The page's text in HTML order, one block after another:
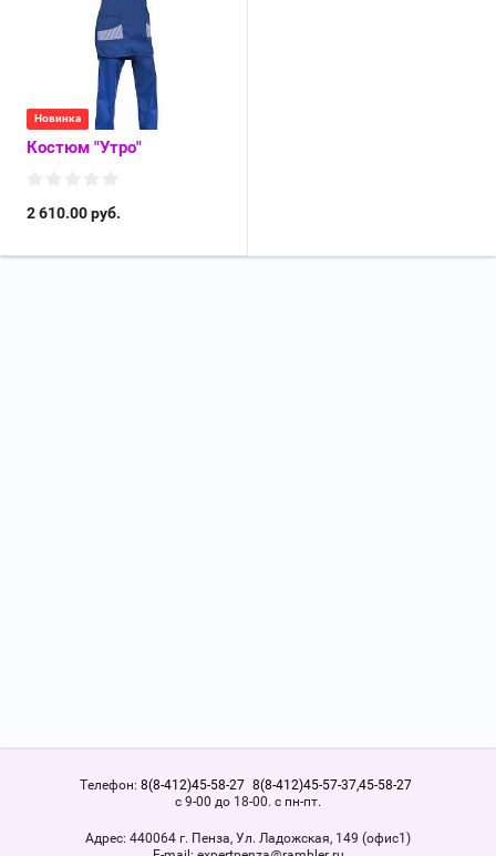
Новинка
Костюм "Утро"
2 610.00руб.
Телефон: 8(8-412)45-58-27 8(8-412)45-57-37,45-58-27
с 9-00 до 18-00. с пн-пт.
Адрес: 440064 г. Пенза, Ул. Ладожская, 149 (офис1)